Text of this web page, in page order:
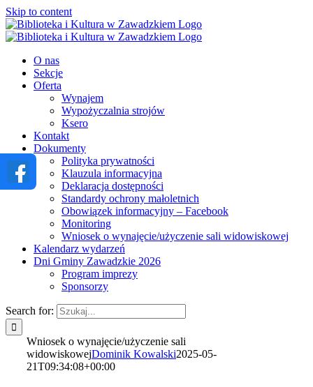
Skip to content
O nas
Sekcje
Oferta
Wynajem
Wypożyczalnia strojów
Ksero
Kontakt
Dokumenty
Polityka prywatności
Klauzula informacyjna
Deklaracja dostępności
Standardy ochrony małoletnich
Obowiązek informacyjny – Facebook
Monitoring
Wniosek o wynajęcie/użyczenie sali widowiskowej
Kalendarz wydarzeń
Dni Gminy Zawadzkie 2026
Program imprezy
Sponsorzy
Search for:
Wniosek o wynajęcie/użyczenie sali
widowiskowejDominik Kowalski2025-05-
21T09:34:08+00:00